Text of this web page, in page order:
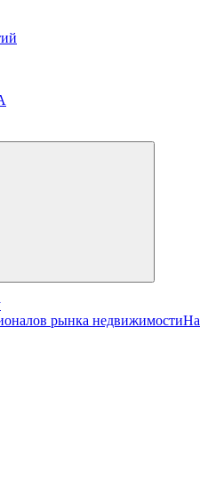
рынка недвижимостиНа